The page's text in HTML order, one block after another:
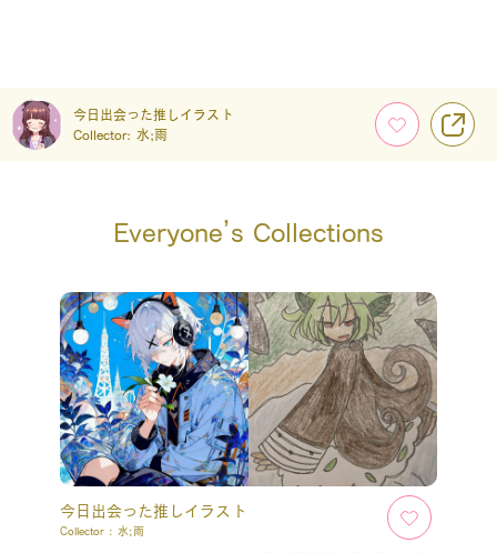
今日出会った推しイラスト
Collector: 水;雨
Everyone’s Collections
今日出会った推しイラスト
Collector : 水;雨